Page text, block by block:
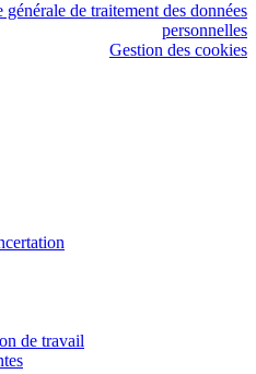
générale de traitement des données
personnelles
Gestion des cookies
de travail